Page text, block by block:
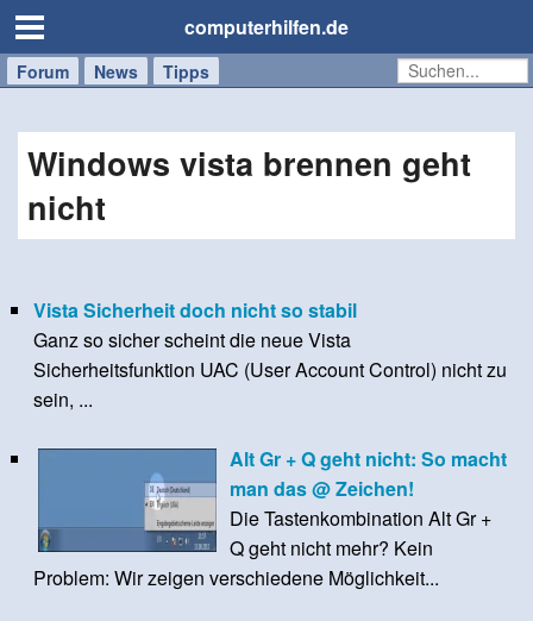
computerhilfen.de
Forum News Tipps
Handy
Windows
Mac
Windows vista brennen geht
nicht
Vista Sicherheit doch nicht so stabil
Ganz so sicher scheint die neue Vista
Sicherheitsfunktion UAC (User Account Control) nicht zu
sein, ...
Alt Gr + Q geht nicht: So macht
man das @ Zeichen!
Die Tastenkombination Alt Gr +
Q geht nicht mehr? Kein
Problem: Wir zeigen verschiedene Möglichkeit...